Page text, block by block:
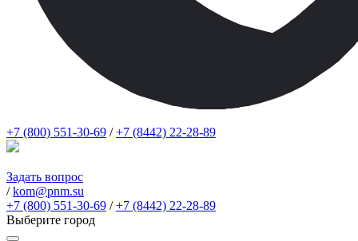
+7 (800) 551-30-69 /+7 (8442) 22-28-89
Задать вопрос
/kom@pnm.su
+7 (800) 551-30-69 /+7 (8442) 22-28-89
Выберите город